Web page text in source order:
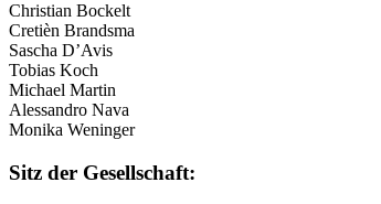
Christian Bockelt
Cretièn Brandsma
Sascha D’Avis
Tobias Koch
Michael Martin
Alessandro Nava
Monika Weninger
Sitz der Gesellschaft: